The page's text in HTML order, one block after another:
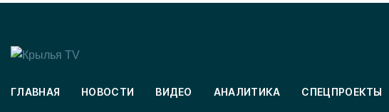
ГЛАВНАЯ НОВОСТИ ВИДЕО АНАЛИТИКА СПЕЦПРОЕКТЫ